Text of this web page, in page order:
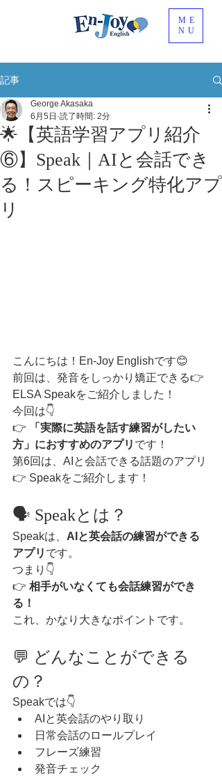
ME
NU
記事
🌟【英語学習アプリ紹介
⑥】Speak｜AIと会話でき
る！スピーキング特化アプ
リ
George Akasaka
6月5日 読了時間: 2分
こんにちは！En-Joy Englishです😊
前回は、発音をしっかり矯正できる👉
ELSA Speakをご紹介しました！
今回は👇
👉
「実際に英語を話す練習がしたい
方」におすすめのアプリ です！
第6回は、AIと会話できる話題のアプリ
👉 Speakをご紹介します！
🗣️ Speakとは？
Speakは、 AIと英会話の練習ができる
アプリ です。
つまり👇
👉 相手がいなくても会話練習ができ
る！
これ、かなり大きなポイントです。
💬 どんなことができる
の？
Speakでは👇
AIと英会話のやり取り
日常会話のロールプレイ
フレーズ練習
発音チェック